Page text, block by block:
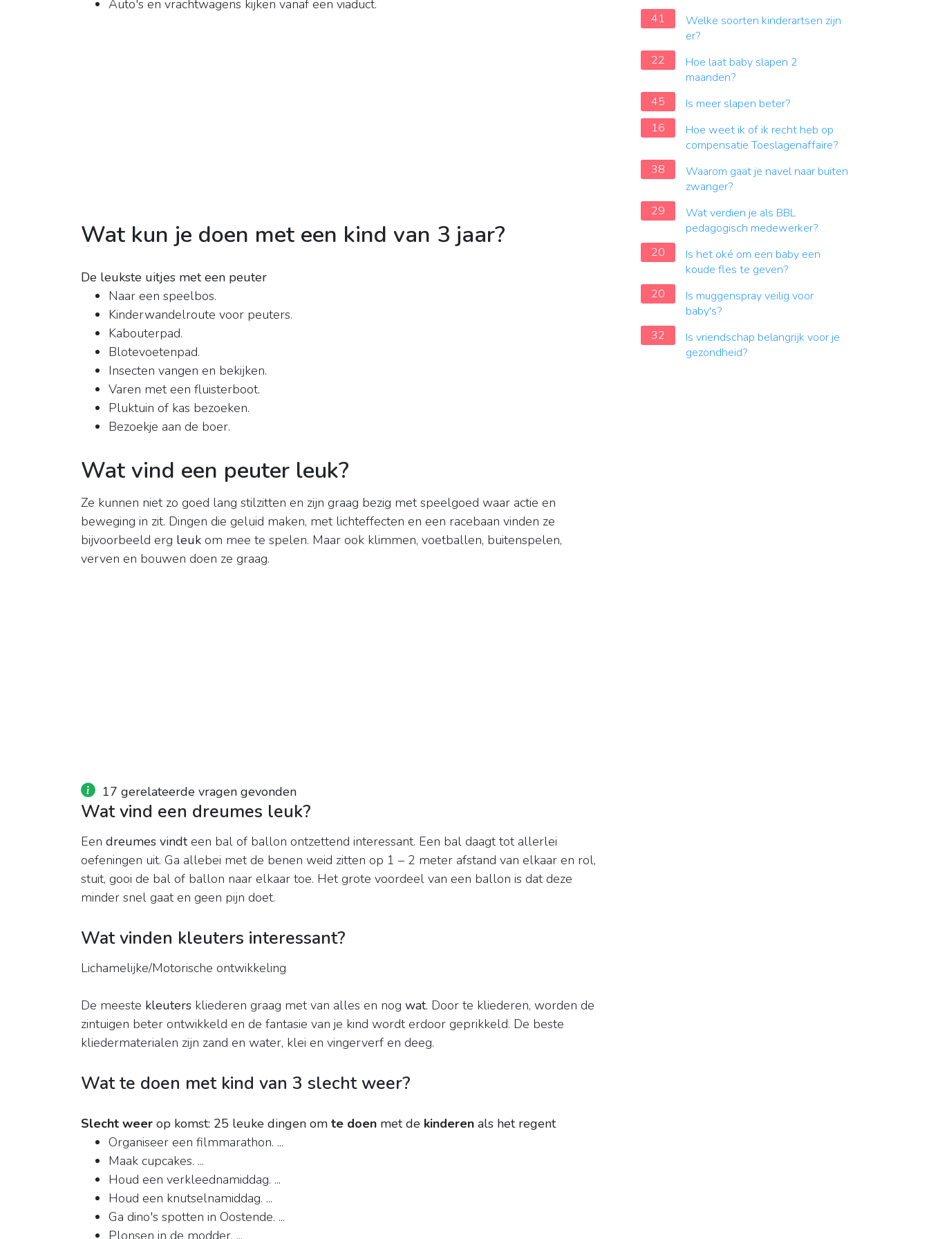
Auto's en vrachtwagens kijken vanaf een viaduct.
Wat kun je doen met een kind van 3 jaar?
De leukste uitjes met een peuter
Naar een speelbos.
Kinderwandelroute voor peuters.
Kabouterpad.
Blotevoetenpad.
Insecten vangen en bekijken.
Varen met een fluisterboot.
Pluktuin of kas bezoeken.
Bezoekje aan de boer.
Wat vind een peuter leuk?
Ze kunnen niet zo goed lang stilzitten en zijn graag bezig met speelgoed waar actie en
beweging in zit. Dingen die geluid maken, met lichteffecten en een racebaan vinden ze
bijvoorbeeld erg leuk om mee te spelen. Maar ook klimmen, voetballen, buitenspelen,
verven en bouwen doen ze graag.
17 gerelateerde vragen gevonden
Wat vind een dreumes leuk?
Een dreumes vindteen bal of ballon ontzettend interessant. Een bal daagt tot allerlei
oefeningen uit. Ga allebei met de benen weid zitten op 1 – 2 meter afstand van elkaar en rol,
stuit, gooi de bal of ballon naar elkaar toe. Het grote voordeel van een ballon is dat deze
minder snel gaat en geen pijn doet.
Wat vinden kleuters interessant?
Lichamelijke/Motorische ontwikkeling
De meeste kleuters kliederen graag met van alles en nog wat. Door te kliederen, worden de
zintuigen beter ontwikkeld en de fantasie van je kind wordt erdoor geprikkeld. De beste
kliedermaterialen zijn zand en water, klei en vingerverf en deeg.
Wat te doen met kind van 3 slecht weer?
Slecht weer op komst: 25 leuke dingen om te doen met de kinderen als het regent
Organiseer een filmmarathon. ...
Maak cupcakes. ...
Houd een verkleednamiddag. ...
Houd een knutselnamiddag. ...
Ga dino's spotten in Oostende. ...
41
Welke soorten kinderartsen zijn
er?
22
Hoe laat baby slapen 2
maanden?
45
Is meer slapen beter?
16
Hoe weet ik of ik recht heb op
compensatie Toeslagenaffaire?
38
Waarom gaat je navel naar buiten
zwanger?
29
Wat verdien je als BBL
pedagogisch medewerker?
20
Is het oké om een ​​baby een
koude fles te geven?
20
Is muggenspray veilig voor
baby's?
32
Is vriendschap belangrijk voor je
gezondheid?